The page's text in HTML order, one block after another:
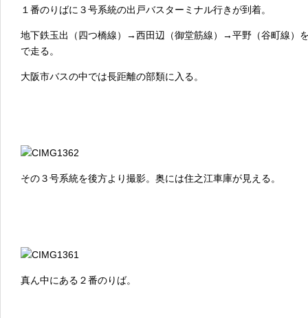
１番のりばに３号系統の出戸バスターミナル行きが到着。
地下鉄玉出（四つ橋線）→西田辺（御堂筋線）→平野（谷町線）
で走る。
大阪市バスの中では長距離の部類に入る。
その３号系統を後方より撮影。奥には住之江車庫が見える。
真ん中にある２番のりば。